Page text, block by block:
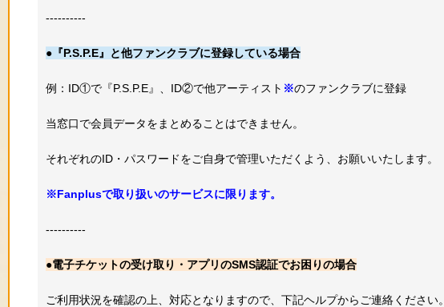
----------
●『P.S.P.E』と他ファンクラブに登録している場合
例：ID①で『P.S.P.E』、ID②で他アーティスト ※のファンクラブに登録
当窓口で会員データをまとめることはできません。
それぞれのID・パスワードをご自身で管理いただくよう、お願いいたします。
※Fanplusで取り扱いのサービスに限ります。
----------
●電子チケットの受け取り・アプリのSMS認証でお困りの場合
ご利用状況を確認の上、対応となりますので、下記ヘルプからご連絡ください。